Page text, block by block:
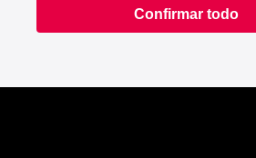
Confirmar todo